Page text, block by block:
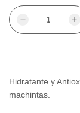
Hidratante y
machintas.